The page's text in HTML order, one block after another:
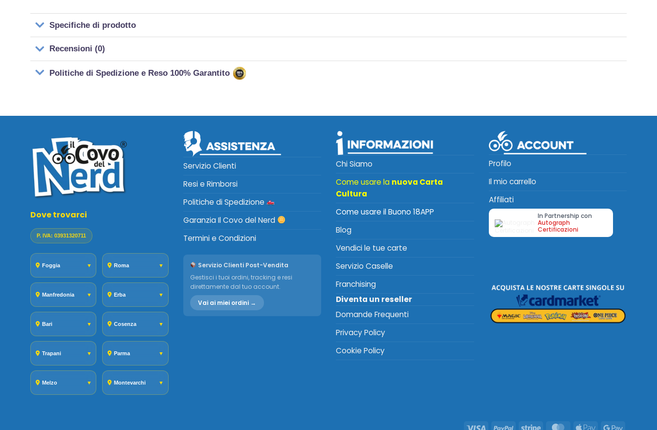
Specifiche di prodotto
Recensioni (0)
Politiche di Spedizione e Reso 100% Garantito
Dove trovarci
P. IVA: 03931320711
Foggia ▼ Roma ▼
Manfredonia ▼ Erba ▼
Bari ▼ Cosenza ▼
Trapani ▼ Parma ▼
Melzo ▼ Montevarchi ▼
Servizio Clienti
Resi e Rimborsi
Politiche di Spedizione
Garanzia Il Covo del Nerd
Termini e Condizioni
Servizio Clienti Post-Vendita
Gestisci i tuoi ordini, tracking e resi
direttamente dal tuo account.
Vai ai miei ordini →
Chi Siamo
Come usare la nuova Carta
Cultura
Come usare il Buono 18APP
Blog
Vendici le tue carte
Servizio Caselle
Franchising
Diventa un reseller
Domande Frequenti
Privacy Policy
Cookie Policy
Profilo
Il mio carrello
Affiliati
In Partnership con
Autograph
Certificazioni
Visa PayPal Stripe MasterCard
Apple Google